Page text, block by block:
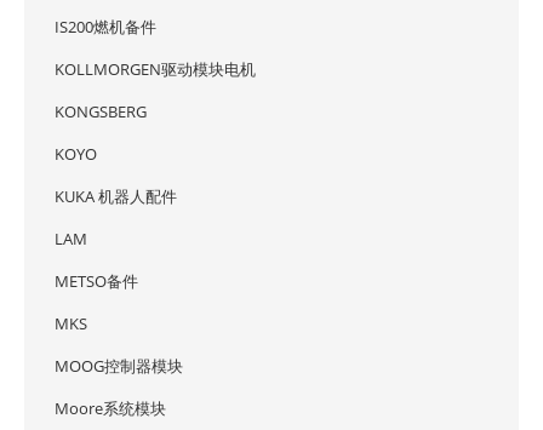
IS200燃机备件
KOLLMORGEN驱动模块电机
KONGSBERG
KOYO
KUKA 机器人配件
LAM
METSO备件
MKS
MOOG控制器模块
Moore系统模块